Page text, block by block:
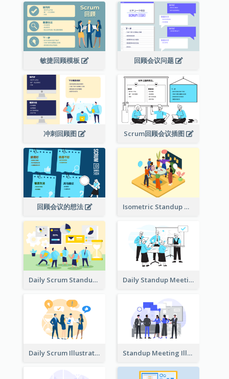
敏捷回顾模板 回顾会议问题
冲刺回顾图 Scrum回顾会议插图
回顾会议的想法 Isometric Standup Meeting Illustration
Daily Scrum Standup Meeting Illustration Daily Standup Meeting Illustration
Daily Scrum Illustration Standup Meeting Illustration